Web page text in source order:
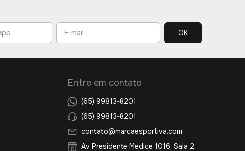
Entre em contato
(65) 99813-8201
(65) 99813-8201
contato@marcaesportiva.com
Av Presidente Medice 1016, Sala 2,